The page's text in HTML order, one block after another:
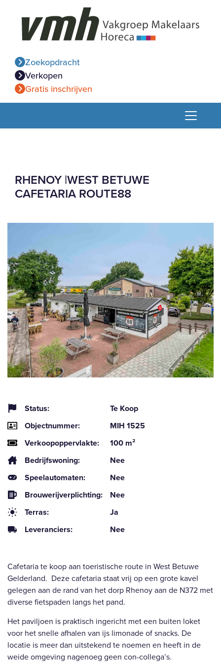
Zoekopdracht
Verkopen
Gratis inschrijven
RHENOY |WEST BETUWE
CAFETARIA ROUTE88
Status:
Te Koop
Objectnummer:
MIH 1525
Verkoopoppervlakte:
100 m²
Bedrijfswoning:
Nee
Speelautomaten:
Nee
Brouwerijverplichting:
Nee
Terras:
Ja
Leveranciers:
Nee
Cafetaria te koop aan toeristische route in West Betuwe
Gelderland. Deze cafetaria staat vrij op een grote kavel
gelegen aan de rand van het dorp Rhenoy aan de N372 met
diverse fietspaden langs het pand.
Het paviljoen is praktisch ingericht met een buiten loket
voor het snelle afhalen van ijs limonade of snacks. De
locatie is meer dan uitstekend te noemen en heeft in de
weide omgeving nagenoeg geen con-collega’s.